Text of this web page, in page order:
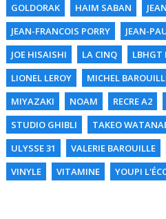
GOLDORAK
HAIM SABAN
JEAN-FRANCOIS PORRY
JEAN-
JOE HISAISHI
LA CINQ LBHGT
LIONEL LEROY
MICHEL
MIYAZAKI
NOAM RECRE A2
STUDIO GHIBLI
TAKEO
ULYSSE 31
VALERIE BAROUILLE
VINYLE
VITAMINE YOUPI